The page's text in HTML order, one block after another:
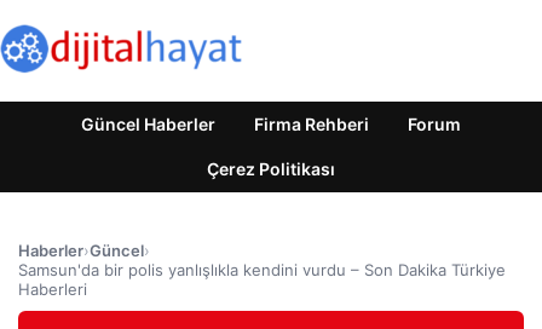
Güncel Haberler Firma Rehberi Forum
Çerez Politikası
Haberler›Güncel›
Samsun'da bir polis yanlışlıkla kendini vurdu – Son Dakika Türkiye
Haberleri